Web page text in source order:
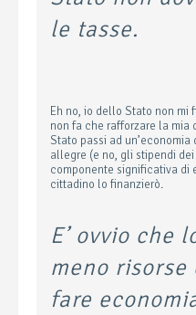
le tasse.
Eh no, io dello Stato non mi
non fa che rafforzare la mia
Stato passi ad
allegre (e no, gli stipendi
componente significativa di
cittadino lo finanzierò.
E’ ovvio che
meno
fare